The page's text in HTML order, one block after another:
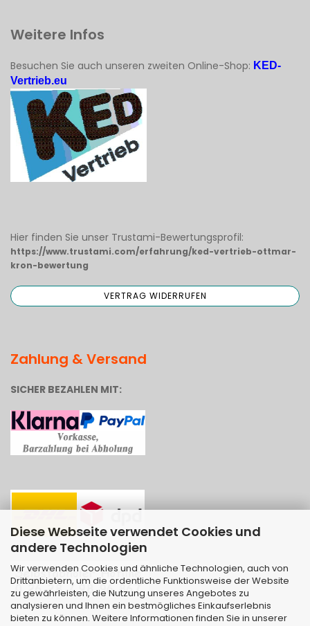
Diese Webseite verwendet Cookies und
andere Technologien
Wir verwenden Cookies und ähnliche Technologien, auch von
Drittanbietern, um die ordentliche Funktionsweise der Website
zu gewährleisten, die Nutzung unseres Angebotes zu
analysieren und Ihnen ein bestmögliches Einkaufserlebnis
bieten zu können. Weitere Informationen finden Sie in unserer
Weitere Infos
Besuchen Sie auch unseren zweiten Online-Shop: KED-
Vertrieb.eu
Hier finden Sie unser Trustami-Bewertungsprofil:
https://www.trustami.com/erfahrung/ked-vertrieb-ottmar-
kron-bewertung
Zahlung & Versand
SICHER BEZAHLEN MIT: